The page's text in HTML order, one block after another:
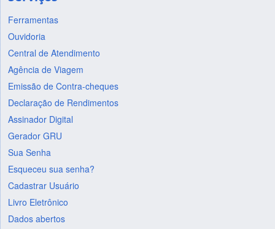
Ferramentas
Ouvidoria
Central de Atendimento
Agência de Viagem
Emissão de Contra-cheques
Declaração de Rendimentos
Assinador Digital
Gerador GRU
Sua Senha
Esqueceu sua senha?
Cadastrar Usuário
Livro Eletrônico
Dados abertos